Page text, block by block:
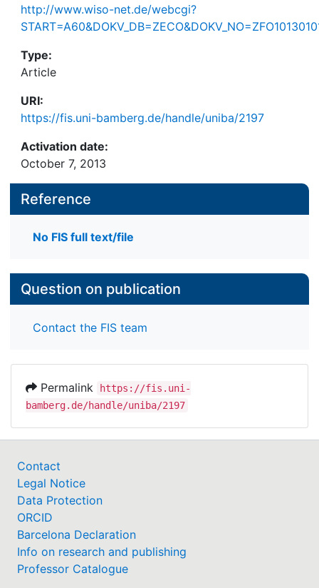
http://www.wiso-net.de/webcgi?
Type:
Article
URI:
https://fis.uni-bamberg.de/handle/uniba/2197
Activation date:
October 7, 2013
Reference
No FIS full text/file
Question on publication
Contact the FIS team
Permalink
https://fis.uni-
bamberg.de/handle/uniba/2197
Contact
Legal Notice
Data Protection
ORCID
Barcelona Declaration
Info on research and publishing
Professor Catalogue